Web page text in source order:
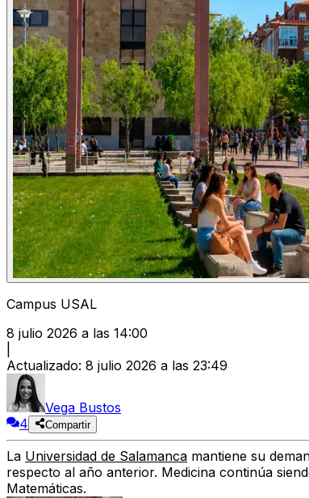
Campus USAL
8 julio 2026 a las 14:00
Actualizado: 8 julio 2026 a las 23:49
Vega Bustos
4
Compartir
La Universidad de Salamanca mantiene su
respecto al año anterior. Medicina continúa
Matemáticas.